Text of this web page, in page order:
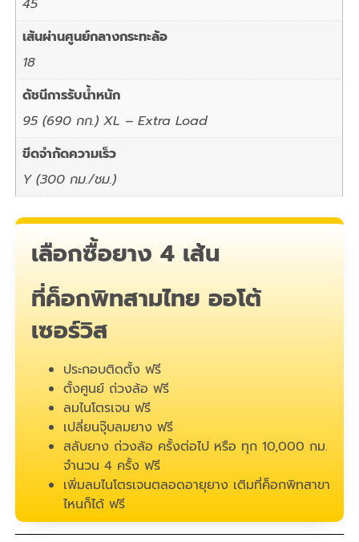
45
เส้นผ่านศูนย์กลางกระทะล้อ
18
ดัชนีการรับน้ำหนัก
95 (690 กก.) XL – Extra Load
ขีดจำกัดความเร็ว
Y (300 กม./ชม.)
เลือกซื้อยาง 4 เส้น
ที่ค็อกพิทสามไทย ออโต้
เซอร์วิส
ประกอบติดตั้ง ฟรี
ตั้งศูนย์ ถ่วงล้อ ฟรี
ลมไนโตรเจน ฟรี
เปลี่ยนจุ๊บลมยาง ฟรี
สลับยาง ถ่วงล้อ ครั้งต่อไป หรือ ทุก 10,000 กม.
จำนวน 4 ครั้ง ฟรี
เพิ่มลมไนโตรเจนตลอดอายุยาง เติมที่ค็อกพิทสาขา
ไหนก็ได้ ฟรี